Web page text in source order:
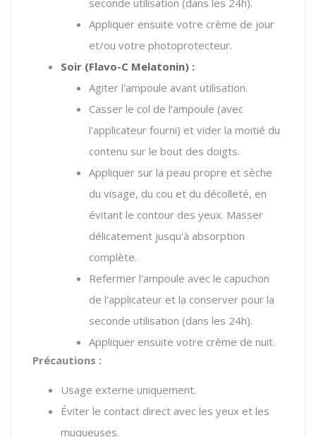
Appliquer ensuite votre crème de jour
et/ou votre photoprotecteur.
Soir (Flavo-C Melatonin) :
Agiter l'ampoule avant utilisation.
Casser le col de l'ampoule (avec
l'applicateur fourni) et vider la moitié du
contenu sur le bout des doigts.
Appliquer sur la peau propre et sèche
du visage, du cou et du décolleté, en
évitant le contour des yeux. Masser
délicatement jusqu'à absorption
complète.
Refermer l'ampoule avec le capuchon
de l'applicateur et la conserver pour la
seconde utilisation (dans les 24h).
Appliquer ensuite votre crème de nuit.
Précautions :
Usage externe uniquement.
Éviter le contact direct avec les yeux et les
muqueuses.